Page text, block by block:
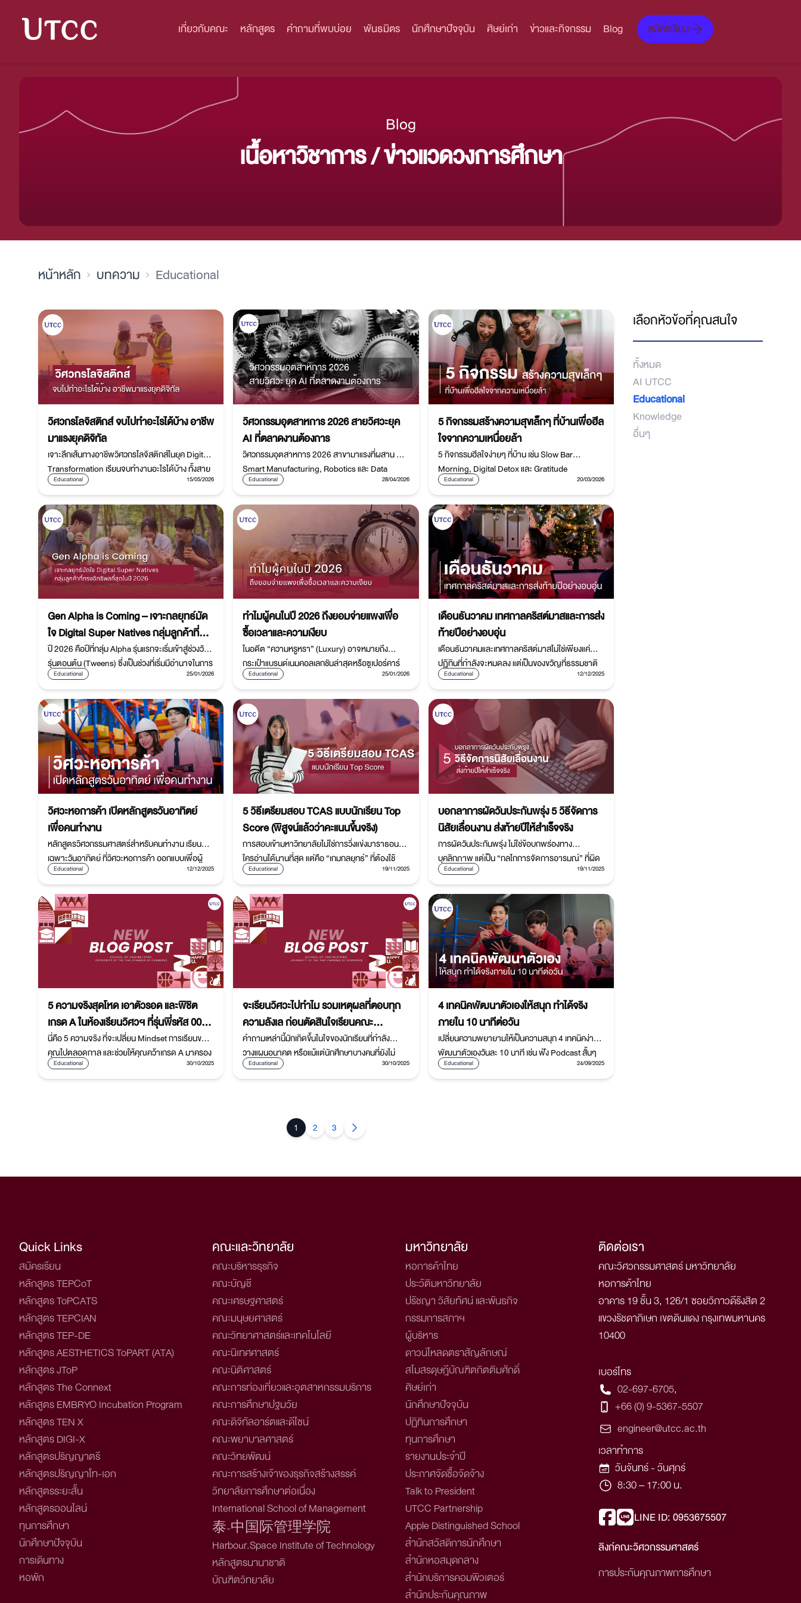
เกี่ยวกับคณะ หลักสูตร คำถามที่พบบ่อย พันธมิตร นักศึกษาปัจจุบัน ศิษย์เก่า ข่าวและกิจกรรม Blog สมัครเรียน
Blog
เนื้อหาวิชาการ / ข่าวแวดวงการศึกษา
หน้าหลัก บทความ Educational
วิศวกรโลจิสติกส์ จบไปทำอะไรได้บ้าง อาชีพ
มาแรงยุคดิจิทัล
เจาะลึกเส้นทางอาชีพวิศวกรโลจิสติกส์ในยุค Digital
Transformation เรียนจบทำงานอะไรได้บ้าง ทั้งสาย
วางระบบ วิเคราะห์ข้อมูล ซัพพลายเชน เทคโนโลยี และ
Smart Logistics พร้อมโอกาสเติบโตในธุรกิจยุคใหม่
Educational 15/05/2026
วิศวกรรมอุตสาหการ 2026 สายวิศวะยุค
AI ที่ตลาดงานต้องการ
วิศวกรรมอุตสาหการ 2026 สาขามาแรงที่ผสาน AI,
Smart Manufacturing, Robotics และ Data
Analytics เพื่อสร้างผู้นำด้านระบบอุตสาหกรรมและ
เทคโนโลยีแห่งอนาคต
Educational 28/04/2026
5 กิจกรรมสร้างความสุขเล็กๆ ที่บ้านเพื่อฮีล
ใจจากความเหนื่อยล้า
5 กิจกรรมฮีลใจง่ายๆ ที่บ้าน เช่น Slow Bar
Morning, Digital Detox และ Gratitude
Journaling ช่วยลดความเครียด เติมพลังใจ และ
สร้างความสุขในชีวิตประจำวัน
Educational 20/03/2026
Gen Alpha is Coming – เจาะกลยุทธ์มัด
ใจ Digital Super Natives กลุ่มลูกค้าที่ทรง
อิทธิพลที่สุดในปี 2026
ปี 2026 คือปีที่กลุ่ม Alpha รุ่นแรกจะเริ่มเข้าสู่ช่วงวัย
รุ่นตอนต้น (Tweens) ซึ่งเป็นช่วงที่เริ่มมีอำนาจในการ
ตัดสินใจซื้อสูงสุด
Educational 25/01/2026
ทำไมผู้คนในปี 2026 ถึงยอมจ่ายแพงเพื่อ
ซื้อเวลาและความเงียบ
ในอดีต “ความหรูหรา” (Luxury) อาจหมายถึง
กระเป๋าแบรนด์เนมคอลเลกชันล่าสุดหรือซูเปอร์คาร์
คันแรง แต่เมื่อเราก้าวเข้าสู่ปี 2026 นิยามของความ
มั่งคั่งได้ถูกเปลี่ยนไปอย่างสิ้นเชิง
Educational 25/01/2026
เดือนธันวาคม เทศกาลคริสต์มาสและการส่ง
ท้ายปีอย่างอบอุ่น
เดือนธันวาคมและเทศกาลคริสต์มาสไม่ใช่เพียงแค่
ปฏิทินที่กำลังจะหมดลง แต่เป็นของขวัญที่ธรรมชาติ
มอบให้ เพื่อให้เราได้พักหายใจ รื้อฟื้นความสัมพันธ์
และจุดประกายความหวังอีกครั้ง
Educational 12/12/2025
วิศวะหอการค้า เปิดหลักสูตรวันอาทิตย์
เพื่อคนทำงาน
หลักสูตรวิศวกรรมศาสตร์สำหรับคนทำงาน เรียน
เฉพาะวันอาทิตย์ ที่วิศวะหอการค้า ออกแบบเพื่อผู้
ทำงานประจำ เทียบโอนได้ นำความรู้ไปใช้จริง เพิ่ม
โอกาสเติบโตในสายอาชีพวิศวกร
Educational 12/12/2025
5 วิธีเตรียมสอบ TCAS แบบนักเรียน Top
Score (พิสูจน์แล้วว่าคะแนนขึ้นจริง)
การสอบเข้ามหาวิทยาลัยไม่ใช่การวิ่งแข่งมาราธอนว่า
ใครอ่านได้นานที่สุด แต่คือ “เกมกลยุทธ์” ที่ต้องใช้
ความฉลาดในการจัดการเวลาและเนื้อหา หากคุณยัง
อ่านไปเรื่อยๆ ท่องจำไปวันๆ คุณกำลังพลาดโอกาส
ครั้งใหญ่
Educational 19/11/2025
บอกลาการผัดวันประกันพรุ่ง 5 วิธีจัดการ
นิสัยเลื่อนงาน ส่งท้ายปีให้สำเร็จจริง
การผัดวันประกันพรุ่ง ไม่ใช่ข้อบกพร่องทาง
บุคลิกภาพ แต่เป็น “กลไกการจัดการอารมณ์” ที่ผิด
พลาด! เราไม่ได้เลื่อนงานเพราะเราขี้เกียจ แต่เพราะ
เราพยายาม หลีกหนีอารมณ์ด้านลบ ที่มาพร้อมกับ
งานนั้นๆ
Educational 19/11/2025
5 ความจริงสุดโหด เอาตัวรอด และพิชิต
เกรด A ในห้องเรียนวิศวฯ ที่รุ่นพี่รหัส 007
ไม่เคยบอกคุณ
นี่คือ 5 ความจริง ที่จะเปลี่ยน Mindset การเรียนของ
คุณไปตลอดกาล และช่วยให้คุณคว้าเกรด A มาครอง
ได้อย่างง่ายดาย!
Educational 30/10/2025
จะเรียนวิศวะไปทำไม รวมเหตุผลที่ตอบทุก
ความลังเล ก่อนตัดสินใจเรียนคณะ
วิศวกรรมศาสตร์ เรียนวิศวะดีไหม คณะ
วิศวกรรมศาสตร์เหมาะกับใคร
คำถามเหล่านี้มักเกิดขึ้นในใจของนักเรียนที่กำลัง
วางแผนอนาคต หรือแม้แต่นักศึกษาบางคนที่ยังไม่
แน่ใจว่าเส้นทางที่เลือกใช่จริงหรือเปล่า บทความนี้จะ
ช่วยให้คุณเข้าใจภาพรวมของ การเรียน
Educational 30/10/2025
4 เทคนิคพัฒนาตัวเองให้สนุก ทำได้จริง
ภายใน 10 นาทีต่อวัน
เปลี่ยนความพยายามให้เป็นความสนุก 4 เทคนิคง่ายๆ
พัฒนาตัวเองวันละ 10 นาที เช่น ฟัง Podcast สั้นๆ
เขียน Mini-Journal และฝึก Power Pose เพื่อสร้าง
แรงบันดาลใจและความมั่นใจ
Educational 24/09/2025
1 2 3
เลือกหัวข้อที่คุณสนใจ
ทั้งหมด
AI UTCC
Educational
Knowledge
อื่นๆ
Quick Links
สมัครเรียน
หลักสูตร TEPCoT
หลักสูตร ToPCATS
หลักสูตร TEPCIAN
หลักสูตร TEP-DE
หลักสูตร AESTHETICS ToPART (ATA)
หลักสูตร JToP
หลักสูตร The Connext
หลักสูตร EMBRYO Incubation Program
หลักสูตร TEN X
หลักสูตร DIGI-X
หลักสูตรปริญญาตรี
หลักสูตรปริญญาโท-เอก
หลักสูตรระยะสั้น
หลักสูตรออนไลน์
ทุนการศึกษา
นักศึกษาปัจจุบัน
การเดินทาง
หอพัก
คณะและวิทยาลัย
คณะบริหารธุรกิจ
คณะบัญชี
คณะเศรษฐศาสตร์
คณะมนุษยศาสตร์
คณะวิทยาศาสตร์และเทคโนโลยี
คณะนิเทศศาสตร์
คณะนิติศาสตร์
คณะการท่องเที่ยวและอุตสาหกรรมบริการ
คณะการศึกษาปฐมวัย
คณะดิจิทัลอาร์ตและดีไซน์
คณะพยาบาลศาสตร์
คณะวิทยพัฒน์
คณะการสร้างเจ้าของธุรกิจสร้างสรรค์
วิทยาลัยการศึกษาต่อเนื่อง
International School of Management
泰-中国际管理学院
Harbour.Space Institute of Technology
หลักสูตรนานาชาติ
บัณฑิตวิทยาลัย
มหาวิทยาลัย
หอการค้าไทย
ประวัติมหาวิทยาลัย
ปรัชญา วิสัยทัศน์ และพันธกิจ
กรรมการสภาฯ
ผู้บริหาร
ดาวน์โหลดตราสัญลักษณ์
สโมสรดุษฎีบัณฑิตกิตติมศักดิ์
ศิษย์เก่า
นักศึกษาปัจจุบัน
ปฏิทินการศึกษา
ทุนการศึกษา
รายงานประจำปี
ประกาศจัดซื้อจัดจ้าง
Talk to President
UTCC Partnership
Apple Distinguished School
สำนักสวัสดิการนักศึกษา
สำนักหอสมุดกลาง
สำนักบริการคอมพิวเตอร์
สำนักประกันคุณภาพ
ติดต่อเรา
คณะวิศวกรรมศาสตร์ มหาวิทยาลัย
หอการค้าไทย
อาคาร 19 ชั้น 3, 126/1 ซอยวิภาวดีรังสิต 2
แขวงรัชดาภิเษก เขตดินแดง กรุงเทพมหานคร
10400
เบอร์โทร
02-697-6705,
+66 (0) 9-5367-5507
engineer@utcc.ac.th
เวลาทำการ
วันจันทร์ - วันศุกร์
8:30 – 17:00 น.
LINE ID: 0953675507
ลิงก์คณะวิศวกรรมศาสตร์
การประกันคุณภาพการศึกษา